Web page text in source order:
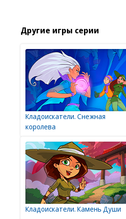
Другие игры серии
Кладоискатели. Снежная
королева
Кладоискатели. Камень Души